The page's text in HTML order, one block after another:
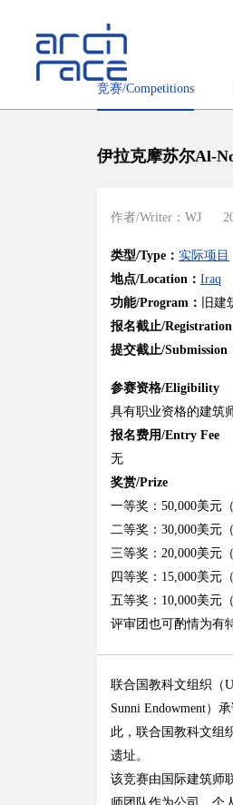
竞赛/Competitions
伊拉克摩苏尔Al-
作者/Writer：WJ
类型/Type： 实际项目
地点/Location： Iraq
功能/Program：
旧
报名截止/Registration
提交截止/Submission
参赛资格/Eligibility
具有职业资格的建筑
报名费用/Entry Fee
无
奖赏/Prize
一等奖：50,000美元
二等奖：30,000美元
三等奖：20,000美元
四等奖：15,000美元
五等奖：10,000美元
评审团也可酌情为有
联合国教科文组织（
Sunni Endowment）
此，联合国教科文组
遗址。
该竞赛由国际建筑师